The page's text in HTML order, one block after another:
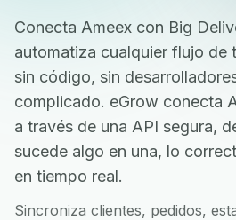
Conecta Ameex con Big
automatiza cualquier flujo de
sin código, sin
complicado. eGrow conecta
a través de una API segura,
sucede algo en una, lo
en tiempo real.
Sincroniza clientes, pedidos,